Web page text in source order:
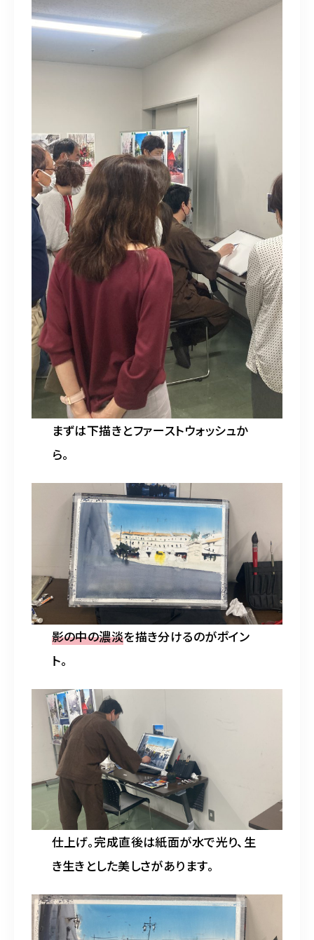
まずは下描きとファーストウォッシュか
ら。
影の中の濃淡を描き分けるのがポイン
ト。
仕上げ。完成直後は紙面が水で光り、生
き生きとした美しさがあります。